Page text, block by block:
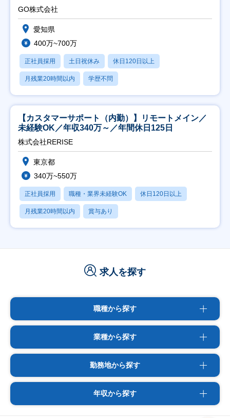
直帰
GO株式会社
愛知県
400万~700万
正社員採用 土日祝休み 休日120日以上
月残業20時間以内 学歴不問
【カスタマーサポート（内勤）】リモートメイン／
未経験OK／年収340万～／年間休日125日
株式会社RERISE
東京都
340万~550万
正社員採用 職種・業界未経験OK 休日120日以上
月残業20時間以内 賞与あり
求人を探す
職種から探す
業種から探す
勤務地から探す
年収から探す